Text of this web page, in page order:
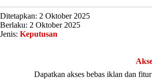
Ditetapkan: 2 Oktober 2025
Berlaku: 2 Oktober 2025
Jenis: Keputusan
Dapatkan akses bebas iklan dan